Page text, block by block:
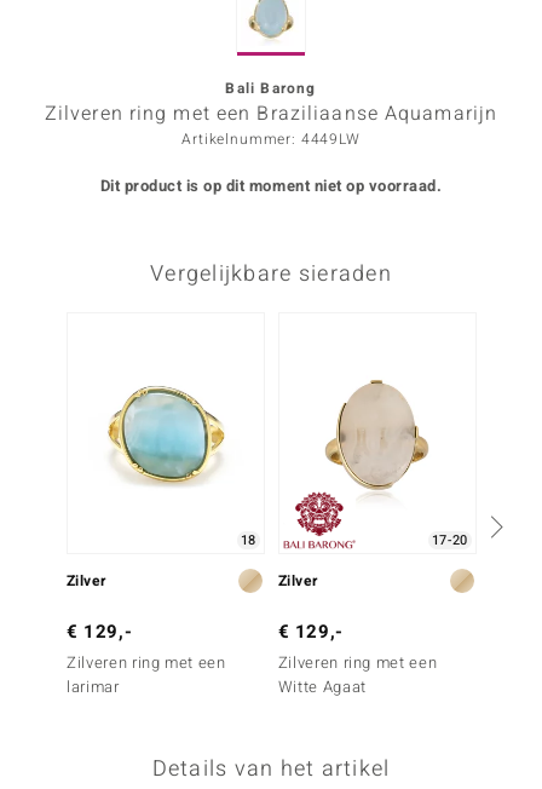
Designs
Bali Barong
Zilveren ring met een Braziliaanse Aquamarijn
Artikelnummer: 4449LW
Dit product is op dit moment niet op voorraad.
Vergelijkbare sieraden
18
Zilver
€ 129,-
Zilveren ring met een
larimar
17-20
Zilver
€ 129,-
Zilveren ring met een
Witte Agaat
Details van het artikel